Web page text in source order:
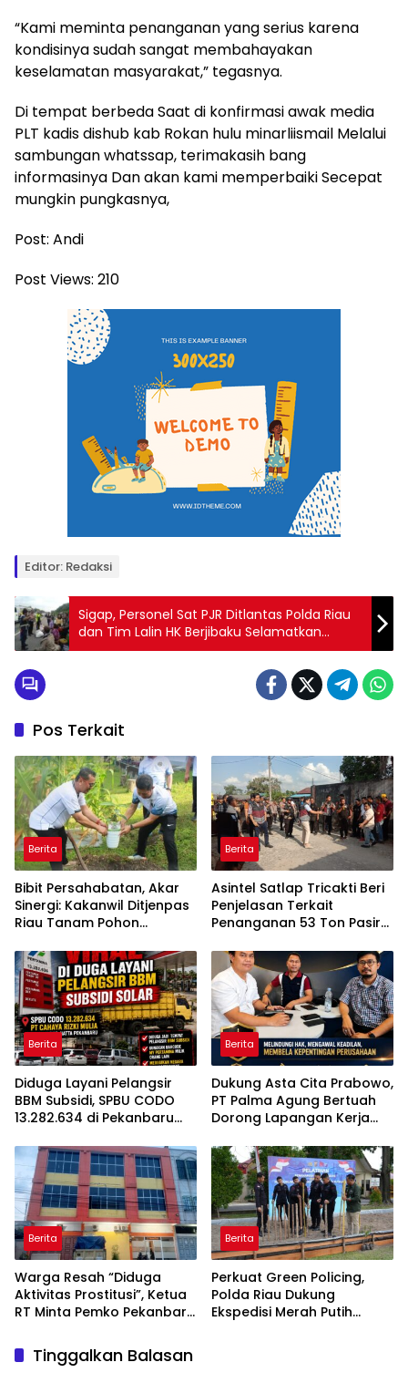
“Kami meminta penanganan yang serius karena
kondisinya sudah sangat membahayakan
keselamatan masyarakat,” tegasnya.
Di tempat berbeda Saat di konfirmasi awak media
PLT kadis dishub kab Rokan hulu minarliismail Melalui
sambungan whatssap, terimakasih bang
informasinya Dan akan kami memperbaiki Secepat
mungkin pungkasnya,
Post: Andi
Post Views: 210
Editor: Redaksi
Sigap, Personel Sat PJR Ditlantas Polda Riau
dan Tim Lalin HK Berjibaku Selamatkan
Korban Kecelakaan di Tol Pekanbaru–Dumai
Pos Terkait
Berita
Bibit Persahabatan, Akar
Sinergi: Kakanwil Ditjenpas
Riau Tanam Pohon
Riau
Berita
Asintel Satlap Tricakti Beri
Penjelasan Terkait
Penanganan 53 Ton Pasir
Berita
Diduga Layani Pelangsir
BBM Subsidi, SPBU CODO
13.282.634 di Pekanbaru
Berita
Dukung Asta Cita Prabowo,
PT Palma Agung Bertuah
Dorong Lapangan Kerja
Berita
Warga Resah “Diduga
Aktivitas Prostitusi”, Ketua
RT Minta Pemko Pekanbaru
Aktivitas Z Homestay di
Jalan Tanjung Datuk
Berita
Perkuat Green Policing,
Polda Riau Dukung
Ekspedisi Merah Putih
Tinggalkan Balasan